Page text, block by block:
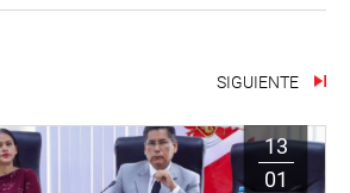
SIGUIENTE
13
01